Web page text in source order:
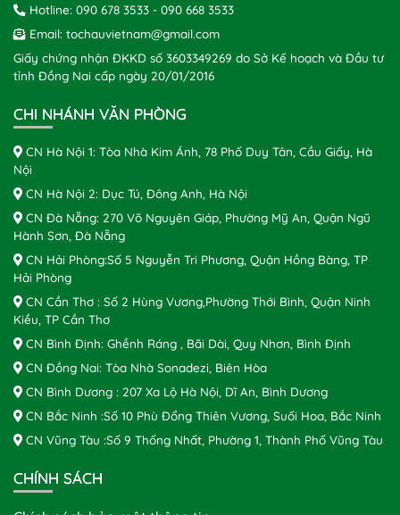
Hotline: 090 678 3533 - 090 668 3533
Email: tochauvietnam@gmail.com
Giấy chứng nhận ĐKKD số 3603349269 do Sở Kế hoạch và Đầu tư
tỉnh Đồng Nai cấp ngày 20/01/2016
CHI NHÁNH VĂN PHÒNG
CN Hà Nội 1: Tòa Nhà Kim Ánh, 78 Phố Duy Tân, Cầu Giấy, Hà
Nội
CN Hà Nội 2: Dục Tú, Đông Anh, Hà Nội
CN Đà Nẵng: 270 Võ Nguyên Giáp, Phường Mỹ An, Quận Ngũ
Hành Sơn, Đà Nẵng
CN Hải Phòng:Số 5 Nguyễn Tri Phương, Quận Hồng Bàng, TP
Hải Phòng
CN Cần Thơ : Số 2 Hùng Vương,Phường Thới Bình, Quận Ninh
Kiều, TP Cần Thơ
CN Bình Định: Ghềnh Ráng , Bãi Dài, Quy Nhơn, Bình Định
CN Đồng Nai: Tòa Nhà Sonadezi, Biên Hòa
CN Bình Dương : 207 Xa Lộ Hà Nội, Dĩ An, Bình Dương
CN Bắc Ninh :Số 10 Phù Đổng Thiên Vương, Suối Hoa, Bắc Ninh
CN Vũng Tàu :Số 9 Thống Nhất, Phường 1, Thành Phố Vũng Tàu
CHÍNH SÁCH